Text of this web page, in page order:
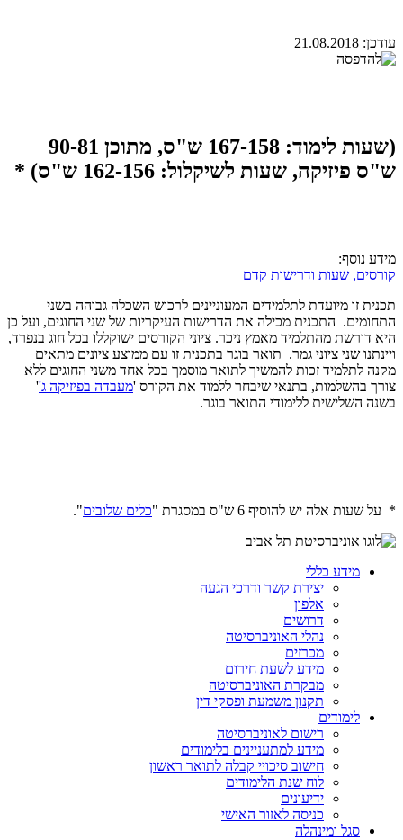
עודכן: 21.08.2018
(שעות לימוד: 167-158 ש"ס, מתוכן 90-81
ש"ס פיזיקה, שעות לשיקלול: 162-156 ש"ס) *
מידע נוסף:
קורסים, שעות ודרישות קדם
תכנית זו מיועדת לתלמידים המעוניינים לרכוש השכלה גבוהה בשני
התחומים. התכנית מכילה את הדרישות העיקריות של שני החוגים, ועל כן
היא דורשת מהתלמיד מאמץ ניכר. ציוני הקורסים ישוקללו בכל חוג בנפרד,
ויינתנו שני ציוני גמר. תואר בוגר בתכנית זו עם ממוצע ציונים מתאים
מקנה לתלמיד זכות להמשיך לתואר מוסמך בכל אחד משני החוגים ללא
צורך בהשלמות, בתנאי שיבחר ללמוד את הקורס 'מעבדה בפיזיקה ג''
בשנה השלישית ללימודי התואר בוגר.
* על שעות אלה יש להוסיף 6 ש"ס במסגרת " כלים שלובים".
מידע כללי
יצירת קשר ודרכי הגעה
אלפון
דרושים
נהלי האוניברסיטה
מכרזים
מידע לשעת חירום
מבקרת האוניברסיטה
תקנון משמעת ופסקי דין
לימודים
רישום לאוניברסיטה
מידע למתעניינים בלימודים
חישוב סיכויי קבלה לתואר ראשון
לוח שנת הלימודים
ידיעונים
כניסה לאזור האישי
סגל ומינהלה